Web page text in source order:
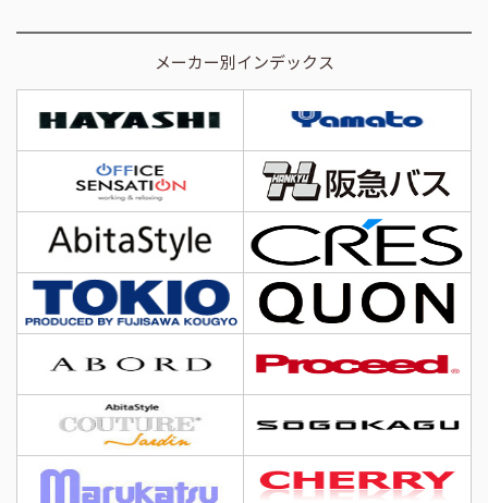
メーカー別インデックス